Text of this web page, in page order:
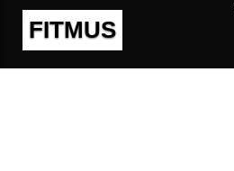
FITMUS